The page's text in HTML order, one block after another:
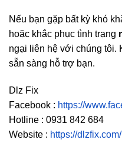
Nếu bạn gặp bất kỳ khó
hoặc khắc phục tình trạng
ngại liên hệ với chúng tôi.
sẵn sàng hỗ trợ bạn.
Dlz Fix
Facebook : https://
Hotline : 0931 842 684
Website : https://dlzfix.com/